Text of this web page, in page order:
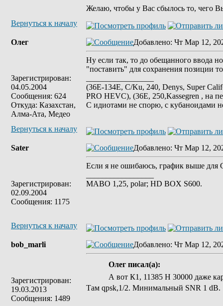
Желаю, чтобы у Вас сбылось то, чего
Вернуться к началу
Олег
Зарегистрирован:
04.05.2004
Сообщения: 624
Откуда: Казахстан,
Алма-Ата, Медео
Добавлено: Чт Мар 12,
Ну если так, то до обещанного ввода
"поставить" для сохранения позиции
(36E-134E, C/Ku, 240, Denys, Super
PRO HEVC), (36E, 250,Kassegren , на
С идиотами не спорю, с кубаноидами
Вернуться к началу
Sater
Зарегистрирован:
02.09.2004
Сообщения: 1175
Добавлено: Чт Мар 12,
Если я не ошибаюсь, график выше для
MABO 1,25, polar; HD BOX S600.
Вернуться к началу
bob_marli
Зарегистрирован:
19.03.2013
Сообщения: 1489
Добавлено: Чт Мар 12,
Олег писал(а):
А вот К1, 11385 Н 30000 даже
Там qpsk,1/2. Минимальный SNR 1 dB.